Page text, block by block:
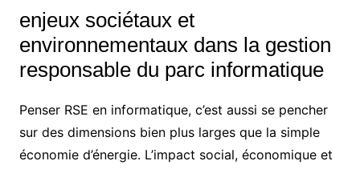
enjeux sociétaux et
environnementaux dans la gestion
responsable du parc informatique
Penser RSE en informatique, c’est aussi se pencher
sur des dimensions bien plus larges que la simple
économie d’énergie. L’impact social, économique et